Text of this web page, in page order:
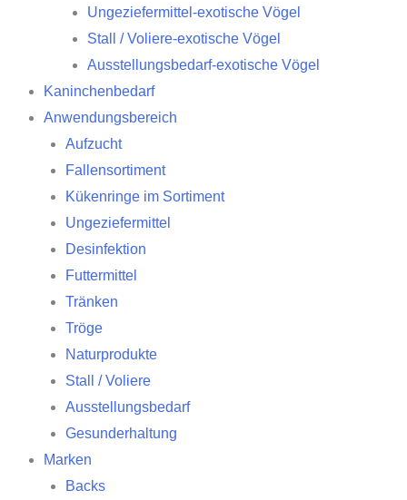
Ungeziefermittel-exotische Vögel
Stall / Voliere-exotische Vögel
Ausstellungsbedarf-exotische Vögel
Kaninchenbedarf
Anwendungsbereich
Aufzucht
Fallensortiment
Kükenringe im Sortiment
Ungeziefermittel
Desinfektion
Futtermittel
Tränken
Tröge
Naturprodukte
Stall / Voliere
Ausstellungsbedarf
Gesunderhaltung
Marken
Backs